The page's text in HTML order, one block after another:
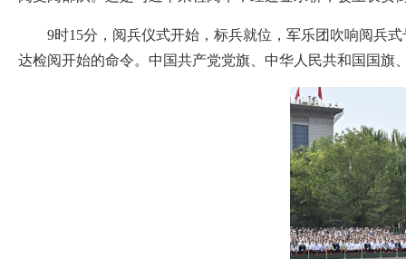
9时15分，阅兵仪式开始，标兵就位，军乐团吹响阅兵式
达检阅开始的命令。中国共产党党旗、中华人民共和国国